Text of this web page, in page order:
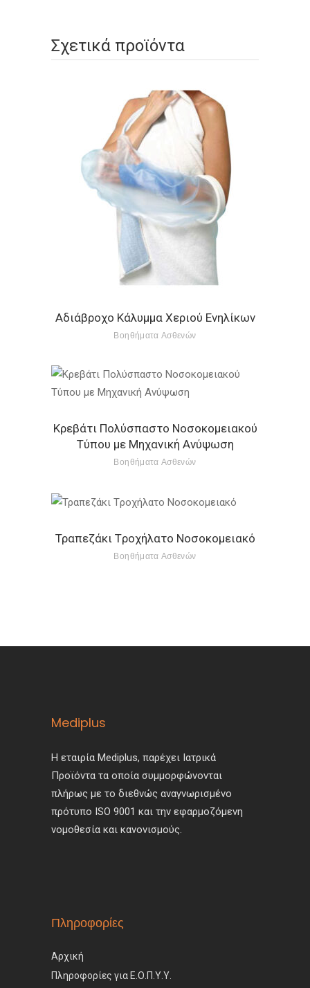
Σχετικά προϊόντα
Αδιάβροχο Κάλυμμα Χεριού Ενηλίκων
Βοηθήματα Ασθενών
Κρεβάτι Πολύσπαστο Νοσοκομειακού
Τύπου με Μηχανική Ανύψωση
Βοηθήματα Ασθενών
Τραπεζάκι Tροχήλατο Nοσοκομειακό
Βοηθήματα Ασθενών
Mediplus
Η εταιρία Mediplus, παρέχει Ιατρικά
Προϊόντα τα οποία συμμορφώνονται
πλήρως με το διεθνώς αναγνωρισμένο
πρότυπο ISO 9001 και την εφαρμοζόμενη
νομοθεσία και κανονισμούς.
Πληροφορίες
Αρχική
Πληροφορίες για Ε.Ο.Π.Υ.Υ.